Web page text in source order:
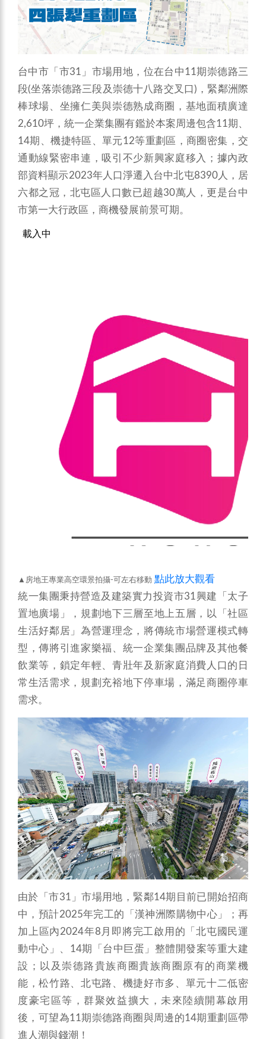
台中市「市31」市場用地，位在台中11期崇德路三
段(坐落崇德路三段及崇德十八路交叉口)，緊鄰洲際
棒球場、坐擁仁美與崇德熟成商圈，基地面積廣達
2,610坪，統一企業集團有鑑於本案周邊包含11期、
14期、機捷特區、單元12等重劃區，商圈密集，交
通動線緊密串連，吸引不少新興家庭移入；據內政
部資料顯示2023年人口淨遷入台中北屯8390人，居
六都之冠，北屯區人口數已超越30萬人，更是台中
市第一大行政區，商機發展前景可期。
▲房地王專業高空環景拍攝-可左右移動 點此放大觀看
統一集團秉持營造及建築實力投資市31興建「太子
置地廣場」，規劃地下三層至地上五層，以「社區
生活好鄰居」為營運理念，將傳統市場營運模式轉
型，傳將引進家樂福、統一企業集團品牌及其他餐
飲業等，鎖定年輕、青壯年及新家庭消費人口的日
常生活需求，規劃充裕地下停車場，滿足商圈停車
需求。
由於「市31」市場用地，緊鄰14期目前已開始招商
中，預計2025年完工的「漢神洲際購物中心」；再
加上區內2024年8月即將完工啟用的「北屯國民運
動中心」、14期「台中巨蛋」整體開發案等重大建
設；以及崇德路貴族商圈貴族商圈原有的商業機
能，松竹路、北屯路、機捷好市多、單元十二低密
度豪宅區等，群聚效益擴大，未來陸續開幕啟用
後，可望為11期崇德路商圈與周邊的14期重劃區帶
進人潮與錢潮！